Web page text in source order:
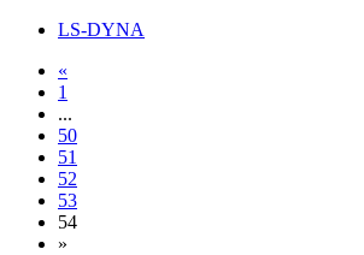
LS-DYNA
«
1
...
50
51
52
53
54
»